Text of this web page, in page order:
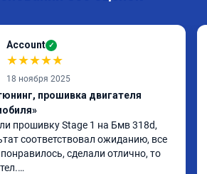
Account ✓
★★★★★
18 ноября 2025
прошивка двигателя
прошивку Stage 1 на Бмв 318d,
соответствовал ожиданию, все
сделали отлично, то